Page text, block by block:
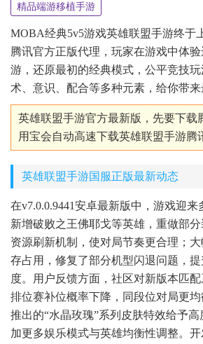
精品端游移植手游
MOBA经典5v5游戏英雄联盟手游终于
腾讯官方正版代理，玩家在游戏中体
游，还原最初的经典模式，公平竞技
术、意识、配合等多种元素，给你带来
英雄联盟手游官方最新版，先要下载
用宝会自动高速下载英雄联盟手游腾
英雄联盟手游国服正版最新动态
在v7.0.0.9441安卓最新版中，游戏迎来
新增破败之王佛耶戈等英雄，重做部
资源刷新机制，使对局节奏更合理；
存占用，修复了部分机型闪退问题，
度。用户反馈方面，社区对新版本匹
排位赛补位概率下降，同段位对局更
推出的“水晶玫瑰”系列皮肤特效给予
加更多娱乐模式与英雄均衡性调整。